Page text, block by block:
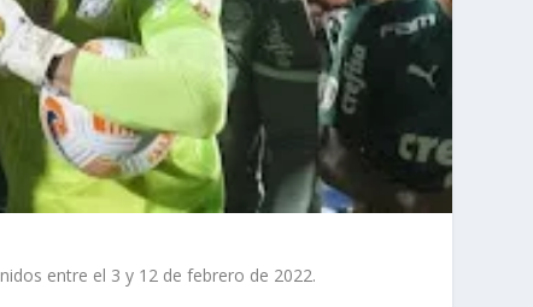
entre el 3 y 12 de febrero de 2022.